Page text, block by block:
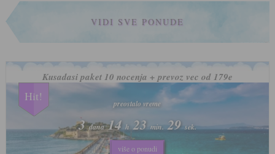
VIDI SVE PONUDE
Kusadasi paket 10 nocenja + prevoz vec od 179e
Hit!
preostalo vreme
3dana 14 h 23min. 26sek.
više o popustu
više o ponudi